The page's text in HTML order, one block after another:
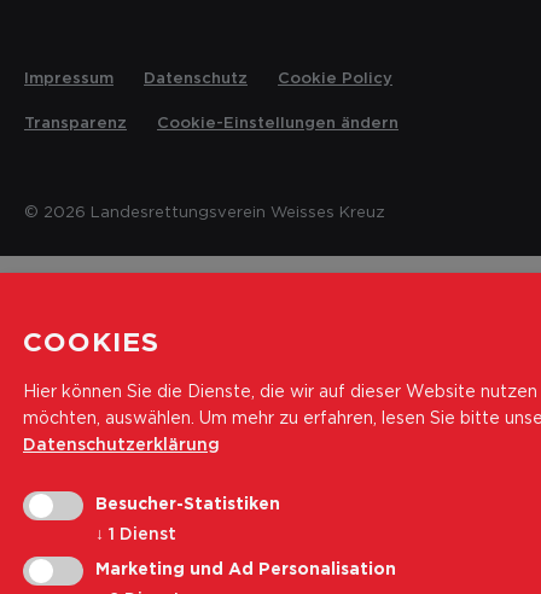
© 2026 Landesrettungsverein Weisses Kreuz
Impressum Datenschutz Cookie Policy
Transparenz Cookie-Einstellungen ändern
COOKIES
Hier können Sie die Dienste, die wir auf dieser Website nutzen
möchten, auswählen. Um mehr zu erfahren, lesen Sie bitte
Datenschutzerklärung
Besucher-Statistiken
↓ 1 Dienst
Marketing und Ad Personalisation